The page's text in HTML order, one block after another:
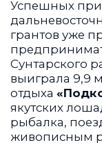
Успешных
грантов уже
Сунтарского
выиграла 9,9
отдыха
якутских
рыбалка,
живописным